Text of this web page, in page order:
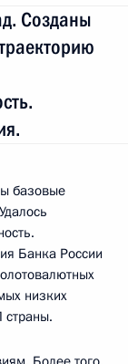
Созданы
базовые
Банка России
низких
страны.